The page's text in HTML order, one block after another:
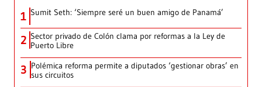
1 Sumit Seth: ‘Siempre seré un buen amigo de Panamá’
2 Sector privado de Colón clama por reformas a la Ley de
Puerto Libre
3 Polémica reforma permite a diputados ‘gestionar obras’ en
sus circuitos